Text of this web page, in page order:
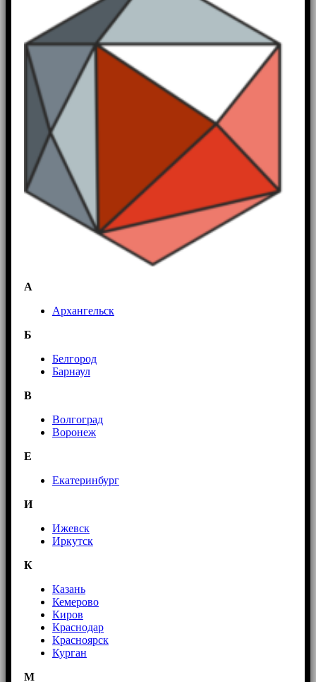
А
Архангельск
Б
Белгород
Барнаул
В
Волгоград
Воронеж
E
Екатеринбург
И
Ижевск
Иркутск
К
Казань
Кемерово
Киров
Краснодар
Красноярск
Курган
М